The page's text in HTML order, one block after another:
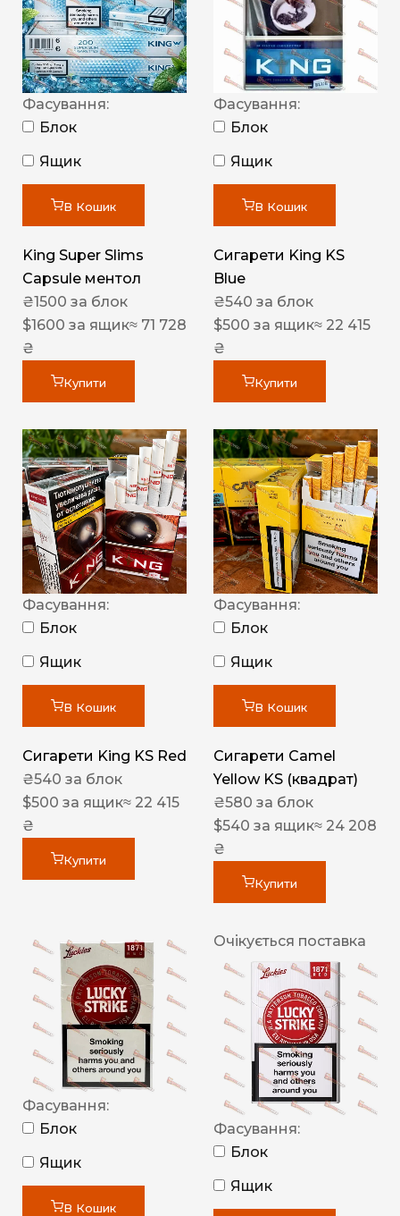
Фасування:
Блок
Ящик
В Кошик
King Super Slims
Capsule ментол
₴1500 за блок
$1600 за ящик≈ 71 728
₴
Купити
Фасування:
Блок
Ящик
В Кошик
Сигарети King KS
Blue
₴540 за блок
$500 за ящик≈ 22 415
₴
Купити
Фасування:
Блок
Ящик
В Кошик
Сигарети King KS Red
₴540 за блок
$500 за ящик≈ 22 415
₴
Купити
Фасування:
Блок
Ящик
В Кошик
Сигарети Camel
Yellow KS (квадрат)
₴580 за блок
$540 за ящик≈ 24 208
₴
Купити
Фасування:
Блок
Ящик
В Кошик
Очікується поставка
Фасування:
Блок
Ящик